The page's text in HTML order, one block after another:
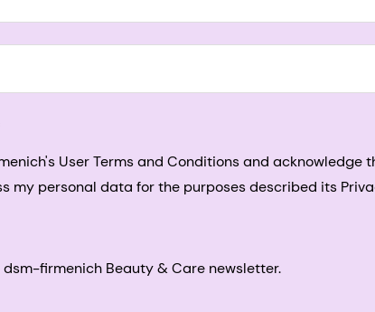
User Terms and Conditions and acknowledge
my personal data for the purposes described its
dsm-firmenich Beauty & Care newsletter.